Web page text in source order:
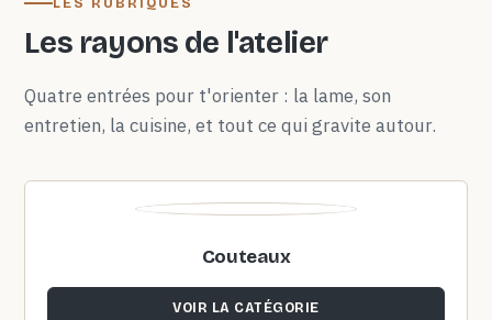
Les rayons de l'atelier
Quatre entrées pour t'orienter : la lame, son
entretien, la cuisine, et tout ce qui gravite autour.
Couteaux
VOIR LA CATÉGORIE